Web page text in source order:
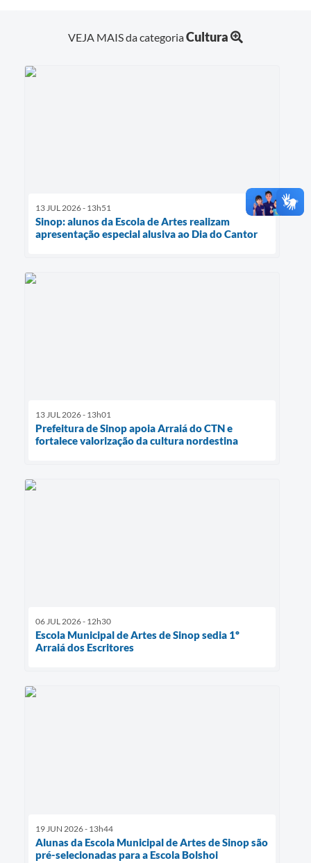
VEJA MAIS da categoriaCultura
13 JUL 2026 - 13h51
Sinop: alunos da Escola de Artes realizam
apresentação especial alusiva ao Dia do Cantor
13 JUL 2026 - 13h01
Prefeitura de Sinop apoia Arraiá do CTN e
fortalece valorização da cultura nordestina
06 JUL 2026 - 12h30
Escola Municipal de Artes de Sinop sedia 1º
Arraiá dos Escritores
19 JUN 2026 - 13h44
Alunas da Escola Municipal de Artes de Sinop são
pré-selecionadas para a Escola Bolshoi